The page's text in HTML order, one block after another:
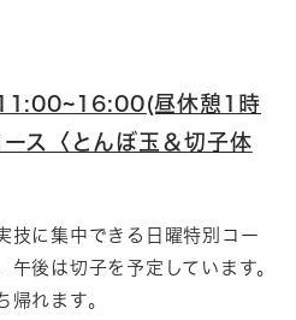
昼休憩1時
ス〈とんぼ玉＆切子体
技に集中できる日曜特別コー
午後は切子を予定しています。
帰れます。